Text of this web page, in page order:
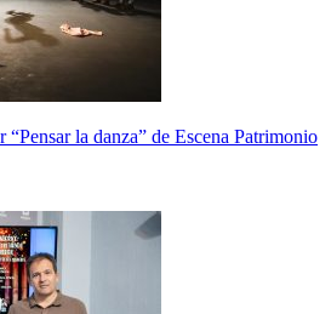
la danza” de Escena Patrimonio